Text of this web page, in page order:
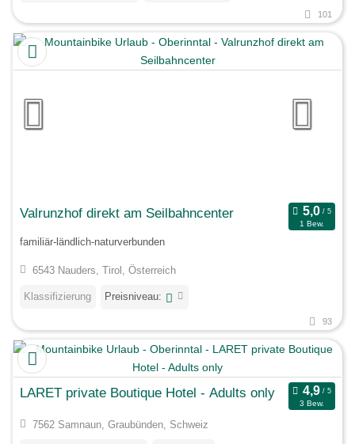
101
Valrunzhof direkt am Seilbahncenter
1 Bew.
familiär-ländlich-naturverbunden
6543 Nauders, Tirol, Österreich
Klassifizierung Preisniveau:
93
LARET private Boutique Hotel - Adults only
3 Bew.
7562 Samnaun, Graubünden, Schweiz